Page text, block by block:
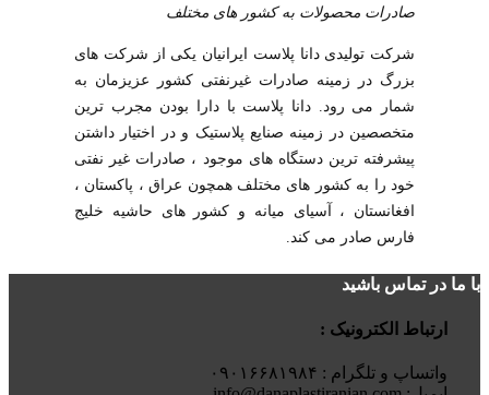
صادرات محصولات به کشور های مختلف
شرکت تولیدی دانا پلاست ایرانیان یکی از شرکت های
بزرگ در زمینه صادرات غیرنفتی کشور عزیزمان به
شمار می رود. دانا پلاست با دارا بودن مجرب ترین
متخصصین در زمینه صنایع پلاستیک و در اختیار داشتن
پیشرفته ترین دستگاه های موجود ، صادرات غیر نفتی
خود را به کشور های مختلف همچون عراق ، پاکستان ،
افغانستان ، آسیای میانه و کشور های حاشیه خلیج
فارس صادر می کند.
با ما در تماس باشید
ارتباط الکترونیک :
واتساپ و تلگرام : ۰۹۰۱۶۶۸۱۹۸۴